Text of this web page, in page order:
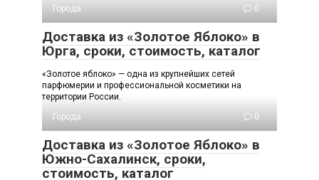
Города
0
Доставка из «Золотое Яблоко» в
Юрга, сроки, стоимость, каталог
«Золотое яблоко» — одна из крупнейших сетей
парфюмерии и профессиональной косметики на
территории России.
Города
0
Доставка из «Золотое Яблоко» в
Южно-Сахалинск, сроки,
стоимость, каталог